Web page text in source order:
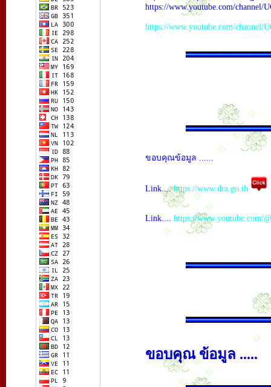
https://www.youtube.com/channel/
https://www.youtube.com/channel/
ขอบคุณข้อมูล ......
Link....https://www.dra.go.th
Link.... https://www.youtube.com/
ขอบคุณ ข้อมูล .....